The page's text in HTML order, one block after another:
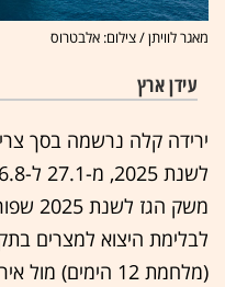
מאגר לוויתן / צילום: אלבטרוס
עידן ארץ
ירידה קלה נרשמה בסך
משק
לבלימת היצוא למצרים
(מלחמת 12 הימים)